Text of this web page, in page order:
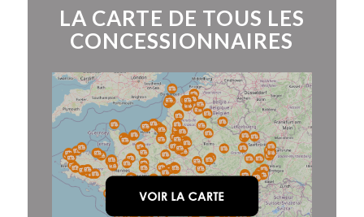
LA CARTE DE TOUS LES
CONCESSIONNAIRES